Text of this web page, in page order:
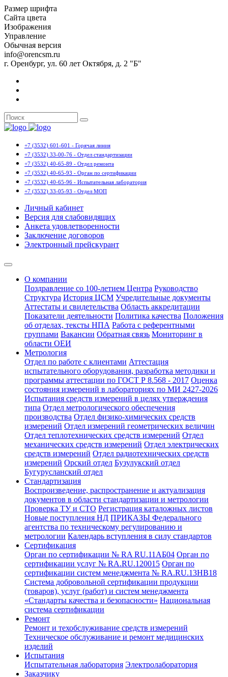
Размер шрифта
Сайта цвета
Изображения
Управление
Обычная версия
info@orencsm.ru
г. Оренбург, ул. 60 лет Октября, д. 2 "Б"
+7 (3532) 601-601 - Горячая линия
+7 (3532) 33-00-76 - Отдел стандартизации
+7 (3532) 40-65-89 - Отдел ремонта
+7 (3532) 40-65-93 - Орган по сертификации
+7 (3532) 40-65-96 - Испытательная лаборатория
+7 (3532) 33-05-93 - Отдел МОП
Личный кабинет
Версия для слабовидящих
Анкета удовлетворенности
Заключение договоров
Электронный прейскурант
О компании
Поздравление со 100-летием Центра Руководство
Структура История ЦСМ Учредительные документы
Аттестаты и свидетельства Область аккредитации
Показатели деятельности Политика качества Положения
об отделах, тексты НПА Работа с референтными
группами Вакансии Обратная связь Мониторинг в
области ОЕИ
Метрология
Отдел по работе с клиентами Аттестация
испытательного оборудования, разработка методики и
программы аттестации по ГОСТ Р 8.568 - 2017 Оценка
состояния измерений в лабораториях по МИ 2427-2026
Испытания средств измерений в целях утверждения
типа Отдел метрологического обеспечения
производства Отдел физико-химических средств
измерений Отдел измерений геометрических величин
Отдел теплотехнических средств измерений Отдел
механических средств измерений Отдел электрических
средств измерений Отдел радиотехнических средств
измерений Орский отдел Бузулукский отдел
Бугурусланский отдел
Стандартизация
Воспроизведение, распространение и актуализация
документов в области стандартизации и метрологии
Проверка ТУ и СТО Регистрация каталожных листов
Новые поступления НД ПРИКАЗЫ Федерального
агентства по техническому регулированию и
метрологии Календарь вступления в силу стандартов
Сертификация
Орган по сертификации № RA RU.11АБ04 Орган по
сертификации услуг № RA.RU.120015 Орган по
сертификации систем менеджмента № RA.RU.13HB18
Система добровольной сертификации продукции
(товаров), услуг (работ) и систем менеджмента
«Стандарты качества и безопасности» Национальная
система сертификации
Ремонт
Ремонт и техобслуживание средств измерений
Техническое обслуживание и ремонт медицинских
изделий
Испытания
Испытательная лаборатория Электролаборатория
Заказчику